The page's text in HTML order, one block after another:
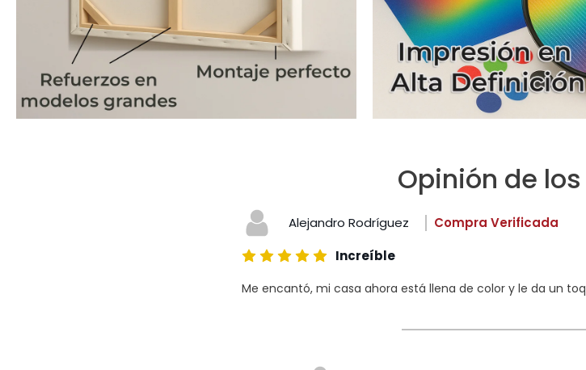
Opinión de
Alejandro Rodríguez
Compra Verificada
Increíble
Me encantó, mi casa ahora está llena de color y le da un